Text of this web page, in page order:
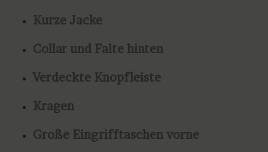
Kurze Jacke
Collar und Falte hinten
Verdeckte Knopfleiste
Kragen
Große Eingrifftaschen vorne